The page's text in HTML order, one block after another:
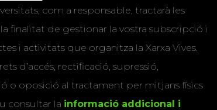
com a responsable, tractarà les
finalitat de gestionar la vostra subscripció i
i activitats que organitza la Xarxa Vives.
d’accés, rectificació, supressió,
o oposició al tractament per mitjans físics
consultar la informació addicional i